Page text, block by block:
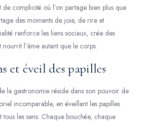
de complicité où l’on partage bien plus que
des moments de joie, de rire et
renforce les liens sociaux, crée des
nourrit l’âme autant que le corps.
et éveil des papilles
la gastronomie réside dans son pouvoir de
incomparable, en éveillant les papilles
tous les sens. Chaque bouchée, chaque